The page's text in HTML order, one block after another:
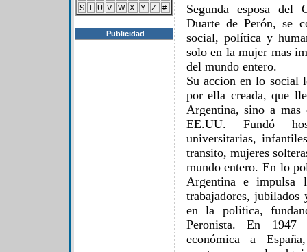
S T U V W X Y Z #
Publicidad
Segunda esposa del
Duarte de Perón, se
social, política y
solo en la mujer mas
del mundo entero.
Su accion en lo social
por ella creada, que
Argentina, sino a mas
EE.UU. Fundó
universitarias,
transito, mujeres
mundo entero. En lo
Argentina e impulsa
trabajadores,
en la politica,
Peronista. En
económica a